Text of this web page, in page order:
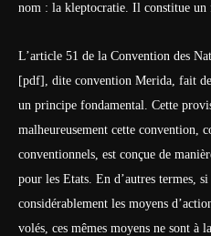
nom : la kleptocratie. Il constitue un
L’article 51 de la Convention des
[pdf], dite convention Merida, fait
un principe fondamental. Cette
malheureusement cette convention,
conventionnels, est conçue de
pour les Etats. En d’autres termes,
considérablement les moyens
volés, ces mêmes moyens ne sont à